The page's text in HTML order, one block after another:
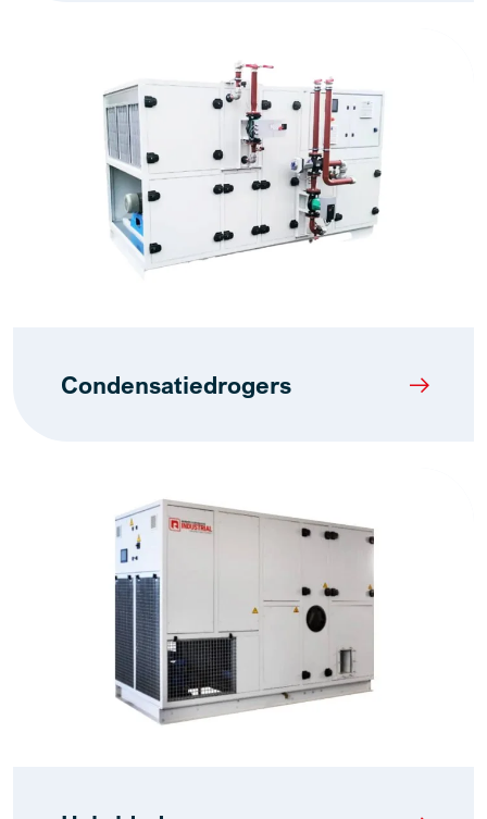
Condensatiedrogers